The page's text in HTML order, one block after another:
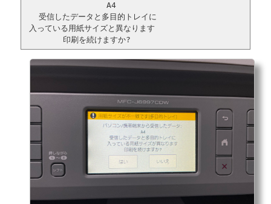
                 A4
   受信したデータと多目的トレイに
入っている用紙サイズと異なります
        印刷を続けますか?